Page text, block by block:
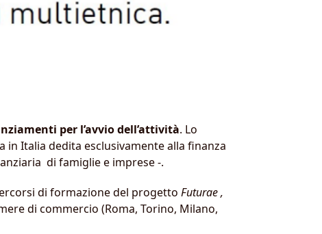
per l’avvio dell’attività. Lo
in Italia dedita esclusivamente alla finanza
di famiglie e imprese -.
di formazione del progetto Futurae,
di commercio (Roma, Torino, Milano,